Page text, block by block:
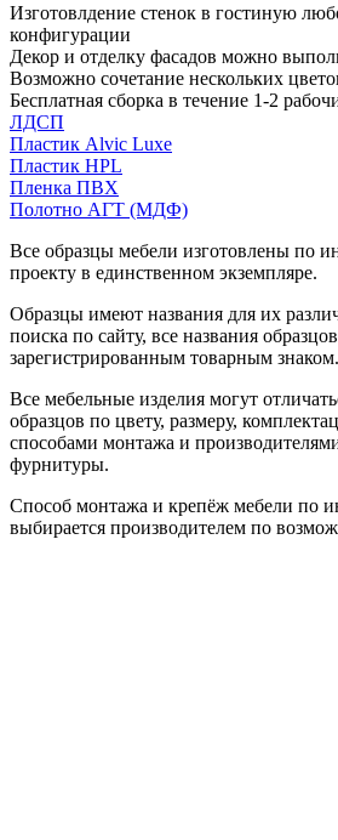
Изготовлдение стенок в гостиную
конфигурации
Декор и отделку фасадов можно
Возможно сочетание нескольких
Бесплатная сборка в течение 1-2
ЛДСП
Пластик Alvic Luxe
Пластик HPL
Пленка ПВХ
Полотно АГТ (МДФ)
Все образцы мебели изготовлены по
проекту в единственном экземпляре.
Образцы имеют названия для их
поиска по сайту, все названия
зарегистрированным товарным знаком.
Все мебельные изделия могут
образцов по цвету, размеру,
способами монтажа и
фурнитуры.
Способ монтажа и крепёж мебели по
выбирается производителем по